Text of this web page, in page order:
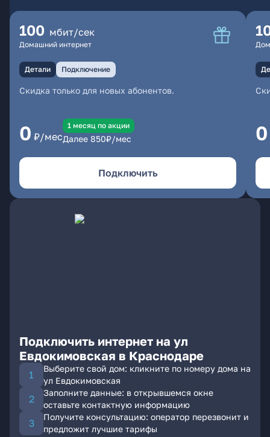
100 мбит/сек
Домашний интернет
Детали Подключение
Скидка только для новых абонентов.
0 ₽/мес
1 месяц по акции
Далее 850₽/мес
Подключить
0
Подключить интернет на ул
Евдокимовская в Краснодаре
Выберите свой дом: кликните по номеру дома на
ул Евдокимовская
Заполните данные: в открывшемся окне
оставьте контактную информацию
Получите консультацию: оператор перезвонит и
предложит лучшие тарифы